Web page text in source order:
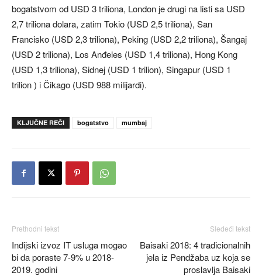
bogatstvom od USD 3 triliona, London je drugi na listi sa USD
2,7 triliona dolara, zatim Tokio (USD 2,5 triliona), San
Francisko (USD 2,3 triliona), Peking (USD 2,2 triliona), Šangaj
(USD 2 triliona), Los Anđeles (USD 1,4 triliona), Hong Kong
(USD 1,3 triliona), Sidnej (USD 1 trilion), Singapur (USD 1
trilion ) i Čikago (USD 988 milijardi).
KLJUČNE REČI bogatstvo mumbaj
Prethodni tekst
Indijski izvoz IT usluga mogao
bi da poraste 7-9% u 2018-
2019. godini
Sledeći tekst
Baisaki 2018: 4 tradicionalnih
jela iz Pendžaba uz koja se
proslavlja Baisaki